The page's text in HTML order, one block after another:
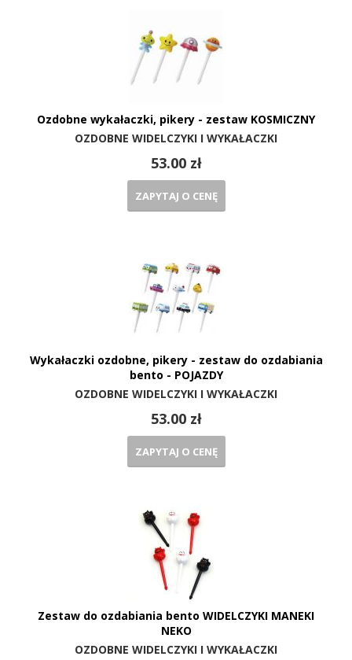
Ozdobne wykałaczki, pikery - zestaw KOSMICZNY
OZDOBNE WIDELCZYKI I WYKAŁACZKI
53.00 zł
ZAPYTAJ O CENĘ
Wykałaczki ozdobne, pikery - zestaw do ozdabiania
bento - POJAZDY
OZDOBNE WIDELCZYKI I WYKAŁACZKI
53.00 zł
ZAPYTAJ O CENĘ
Zestaw do ozdabiania bento WIDELCZYKI MANEKI
NEKO
OZDOBNE WIDELCZYKI I WYKAŁACZKI